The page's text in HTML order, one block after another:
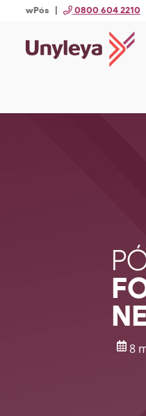
wPós | 0800 604 2210
8